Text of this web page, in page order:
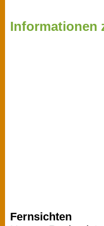
Informationen
Fernsichten